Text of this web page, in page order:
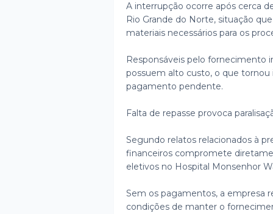
A interrupção ocorre após cerca
Rio Grande do Norte, situação
materiais necessários para os
Responsáveis pelo fornecimento
possuem alto custo, o que
pagamento pendente.
Falta de repasse provoca
Segundo relatos relacionados à
financeiros compromete
eletivos no Hospital Monsenhor
Sem os pagamentos, a empresa
condições de manter o